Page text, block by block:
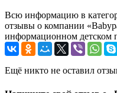
Всю информацию в
отзывы о компании
информационном детском
Ещё никто не оставил